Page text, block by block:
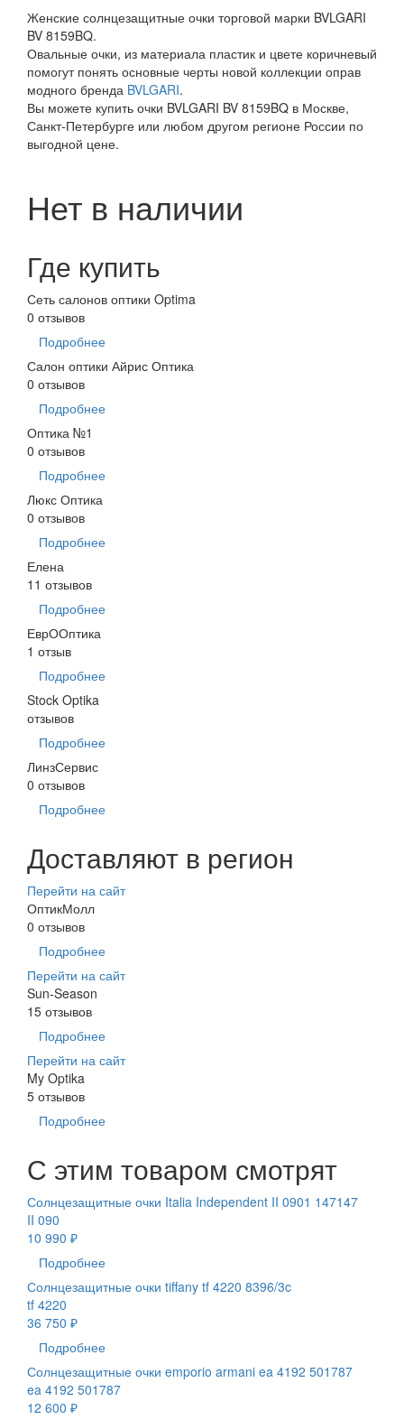
Женские солнцезащитные очки торговой марки BVLGARI
BV 8159BQ.
Овальные очки, из материала пластик и цвете коричневый
помогут понять основные черты новой коллекции оправ
модного бренда BVLGARI.
Вы можете купить очки BVLGARI BV 8159BQ в Москве,
Санкт-Петербурге или любом другом регионе России по
выгодной цене.
Нет в наличии
Где купить
Сеть салонов оптики Optima
0 отзывов
Подробнее
Салон оптики Айрис Оптика
0 отзывов
Подробнее
Оптика №1
0 отзывов
Подробнее
Люкс Оптика
0 отзывов
Подробнее
Елена
11 отзывов
Подробнее
ЕврООптика
1 отзыв
Подробнее
Stock Optika
отзывов
Подробнее
ЛинзСервис
0 отзывов
Подробнее
Доставляют в регион
Перейти на сайт
ОптикМолл
0 отзывов
Подробнее
Перейти на сайт
Sun-Season
15 отзывов
Подробнее
Перейти на сайт
My Optika
5 отзывов
Подробнее
С этим товаром смотрят
Солнцезащитные очки Italia Independent II 0901 147147
II 090
10 990 ₽
Подробнее
Солнцезащитные очки tiffany tf 4220 8396/3c
tf 4220
36 750 ₽
Подробнее
Солнцезащитные очки emporio armani ea 4192 501787
ea 4192 501787
12 600 ₽